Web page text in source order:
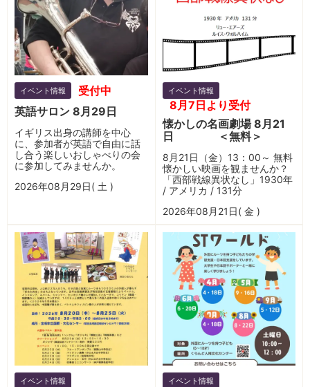
イベント情報
受付中
英語サロン 8月29日
イギリス出身の講師を中心
に、参加者が英語で自由に話
し合う楽しいおしゃべりの会
に参加してみませんか。
2026年08月29日( 土 )
イベント情報
8月7日より受付
懐かしの名画劇場 8月21
日 ＜無料＞
8月21日（金）13：00～ 無料
懐かしい映画を観ませんか？
「西部戦線異状なし」1930年
/ アメリカ / 131分
2026年08月21日( 金 )
イベント情報 イベント情報